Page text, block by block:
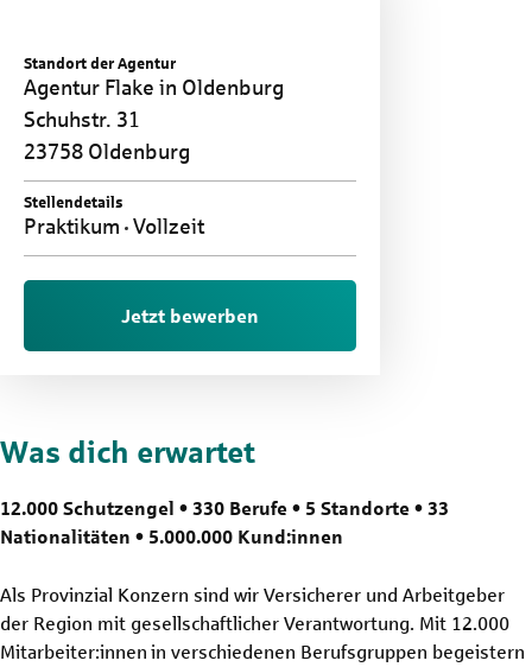
Standort der Agentur
Agentur Flake in Oldenburg
Schuhstr. 31
23758 Oldenburg
Stellendetails
Praktikum Vollzeit
Jetzt bewerben
Was dich erwartet
12.000 Schutzengel • 330 Berufe • 5 Standorte • 33
Nationalitäten • 5.000.000 Kund:innen
Als Provinzial Konzern sind wir Versicherer und Arbeitgeber
der Region mit gesellschaftlicher Verantwortung. Mit 12.000
Mitarbeiter:innen in verschiedenen Berufsgruppen begeistern